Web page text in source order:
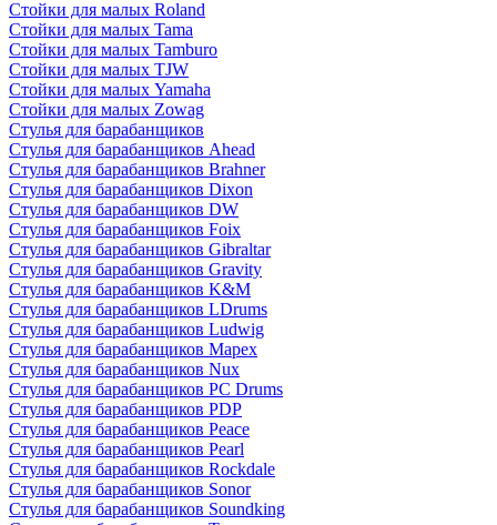
Стойки для малых Roland
Стойки для малых Tama
Стойки для малых Tamburo
Стойки для малых TJW
Стойки для малых Yamaha
Стойки для малых Zowag
Стулья для барабанщиков
Стулья для барабанщиков Ahead
Стулья для барабанщиков Brahner
Стулья для барабанщиков Dixon
Стулья для барабанщиков DW
Стулья для барабанщиков Foix
Стулья для барабанщиков Gibraltar
Стулья для барабанщиков Gravity
Стулья для барабанщиков K&M
Стулья для барабанщиков LDrums
Стулья для барабанщиков Ludwig
Стулья для барабанщиков Mapex
Стулья для барабанщиков Nux
Стулья для барабанщиков PC Drums
Стулья для барабанщиков PDP
Стулья для барабанщиков Peace
Стулья для барабанщиков Pearl
Стулья для барабанщиков Rockdale
Стулья для барабанщиков Sonor
Стулья для барабанщиков Soundking